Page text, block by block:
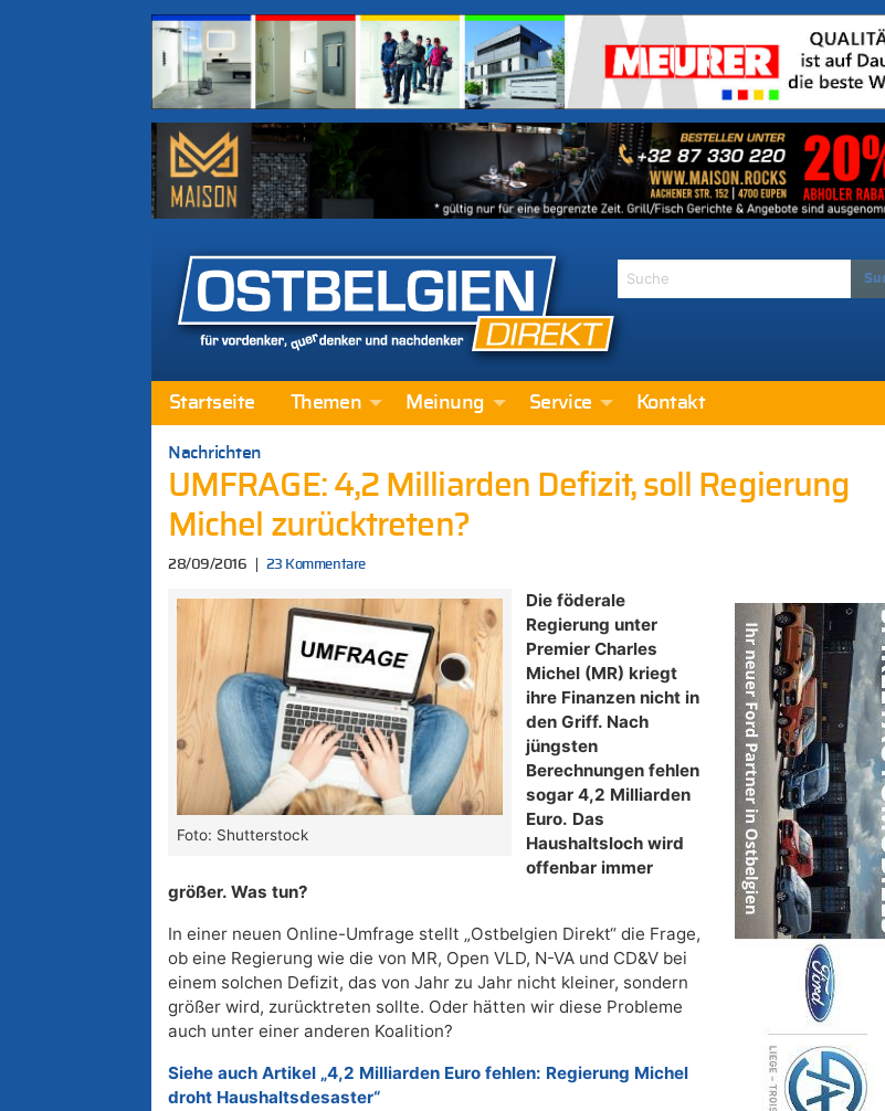
Startseite Themen Meinung Service Kontakt
Nachrichten
UMFRAGE: 4,2 Milliarden Defizit, soll Regierung
Michel zurücktreten?
28/09/2016 23 Kommentare
Foto: Shutterstock
Die föderale
Regierung unter
Premier Charles
Michel (MR) kriegt
ihre Finanzen nicht in
den Griff. Nach
jüngsten
Berechnungen fehlen
sogar 4,2 Milliarden
Euro. Das
Haushaltsloch wird
offenbar immer
größer. Was tun?
In einer neuen Online-Umfrage stellt „Ostbelgien Direkt“ die Frage,
ob eine Regierung wie die von MR, Open VLD, N-VA und CD&V bei
einem solchen Defizit, das von Jahr zu Jahr nicht kleiner, sondern
größer wird, zurücktreten sollte. Oder hätten wir diese Probleme
auch unter einer anderen Koalition?
Siehe auch Artikel „4,2 Milliarden Euro fehlen: Regierung Michel
droht Haushaltsdesaster“